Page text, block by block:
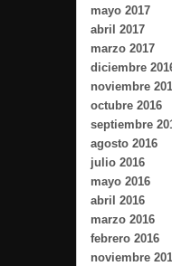
mayo 2017
abril 2017
marzo 2017
diciembre
noviembre
octubre 2016
septiembre
agosto 2016
julio 2016
mayo 2016
abril 2016
marzo 2016
febrero 2016
noviembre